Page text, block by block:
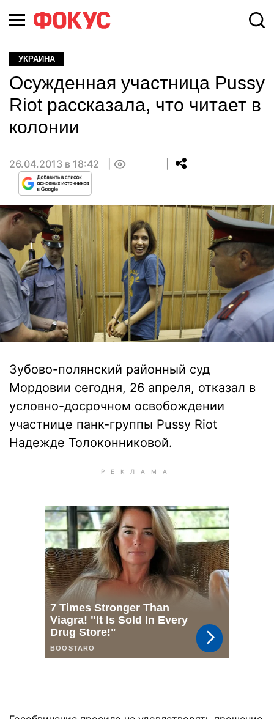
УКРАИНА
Осужденная участница Pussy
Riot рассказала, что читает в
колонии
26.04.2013 в 18:42
Зубово-полянский районный суд
Мордовии сегодня, 26 апреля, отказал в
условно-досрочном освобождении
участнице панк-группы Pussy Riot
Надежде Толоконниковой.